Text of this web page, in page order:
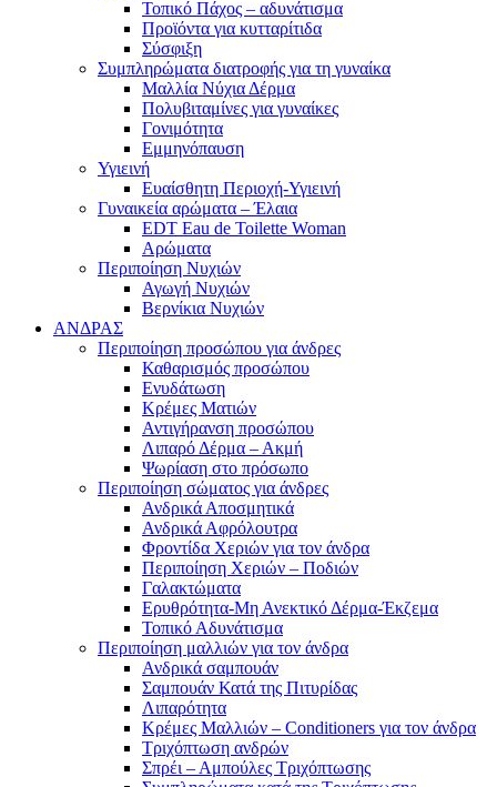
Τοπικό Πάχος – αδυνάτισμα
Προϊόντα για κυτταρίτιδα
Σύσφιξη
Συμπληρώματα διατροφής για τη γυναίκα
Μαλλία Νύχια Δέρμα
Πολυβιταμίνες για γυναίκες
Γονιμότητα
Εμμηνόπαυση
Υγιεινή
Ευαίσθητη Περιοχή-Υγιεινή
Γυναικεία αρώματα – Έλαια
EDT Eau de Toilette Woman
Αρώματα
Περιποίηση Νυχιών
Αγωγή Νυχιών
Βερνίκια Νυχιών
ΑΝΔΡΑΣ
Περιποίηση προσώπου για άνδρες
Καθαρισμός προσώπου
Ενυδάτωση
Κρέμες Ματιών
Αντιγήρανση προσώπου
Λιπαρό Δέρμα – Ακμή
Ψωρίαση στο πρόσωπο
Περιποίηση σώματος για άνδρες
Ανδρικά Αποσμητικά
Ανδρικά Αφρόλουτρα
Φροντίδα Χεριών για τον άνδρα
Περιποίηση Χεριών – Ποδιών
Γαλακτώματα
Ερυθρότητα-Μη Ανεκτικό Δέρμα-Έκζεμα
Τοπικό Αδυνάτισμα
Περιποίηση μαλλιών για τον άνδρα
Ανδρικά σαμπουάν
Σαμπουάν Κατά της Πιτυρίδας
Λιπαρότητα
Κρέμες Μαλλιών – Conditioners για τον άνδρα
Τριχόπτωση ανδρών
Σπρέι – Αμπούλες Τριχόπτωσης